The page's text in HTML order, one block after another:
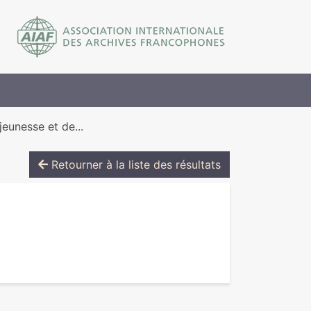
et de...
Retourner à la liste des résultats